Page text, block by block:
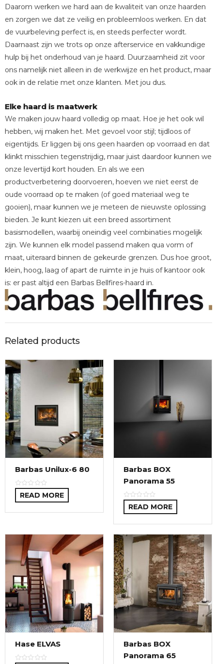
Daarom werken we hard aan de kwaliteit van onze haarden
en zorgen we dat ze veilig en probleemloos werken. En dat
de vuurbeleving perfect is, en steeds perfecter wordt.
Daarnaast zijn we trots op onze afterservice en vakkundige
hulp bij het onderhoud van je haard. Duurzaamheid zit voor
ons namelijk niet alleen in de werkwijze en het product, maar
ook in de relatie met onze klanten. Met jou dus.
Elke haard is maatwerk
We maken jouw haard volledig op maat. Hoe je het ook wil
hebben, wij maken het. Met gevoel voor stijl; tijdloos of
eigentijds. Er liggen bij ons geen haarden op voorraad en dat
klinkt misschien tegenstrijdig, maar juist daardoor kunnen we
onze levertijd kort houden. En als we een
productverbetering doorvoeren, hoeven we niet eerst de
oude voorraad op te maken (of goed materiaal weg te
gooien), maar kunnen we je meteen de nieuwste oplossing
bieden. Je kunt kiezen uit een breed assortiment
basismodellen, waarbij oneindig veel combinaties mogelijk
zijn. We kunnen elk model passend maken qua vorm of
maat, uiteraard binnen de gekeurde grenzen. Dus hoe groot,
klein, hoog, laag of apart de ruimte in je huis of kantoor ook
is: er past altijd een Barbas Bellfires-haard in.
Related products
Barbas Unilux-6 80
READ MORE
Barbas BOX
Panorama 55
READ MORE
Hase ELVAS
Barbas BOX
Panorama 65